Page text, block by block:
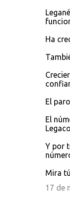
Ha
El
El
Y por
Mira
17 de